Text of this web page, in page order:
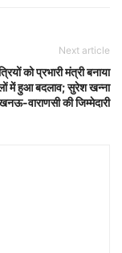
Next article
को प्रभारी मंत्री बनाया
में हुआ बदलाव; सुरेश खन्ना
वाराणसी की जिम्मेदारी